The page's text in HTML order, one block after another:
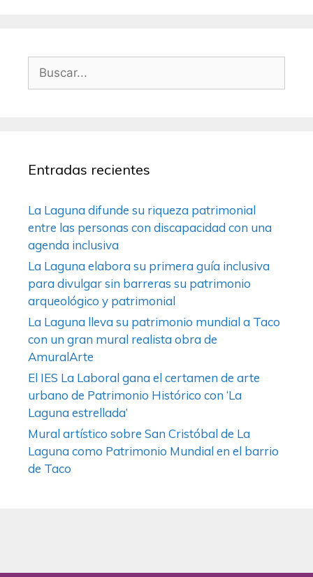
Entradas recientes
La Laguna difunde su riqueza patrimonial
entre las personas con discapacidad con una
agenda inclusiva
La Laguna elabora su primera guía inclusiva
para divulgar sin barreras su patrimonio
arqueológico y patrimonial
La Laguna lleva su patrimonio mundial a Taco
con un gran mural realista obra de
AmuralArte
El IES La Laboral gana el certamen de arte
urbano de Patrimonio Histórico con ‘La
Laguna estrellada’
Mural artístico sobre San Cristóbal de La
Laguna como Patrimonio Mundial en el barrio
de Taco